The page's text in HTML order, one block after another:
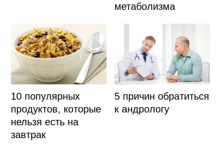
метаболизма
10 популярных
продуктов, которые
нельзя есть на
завтрак
5 причин обратиться
к андрологу